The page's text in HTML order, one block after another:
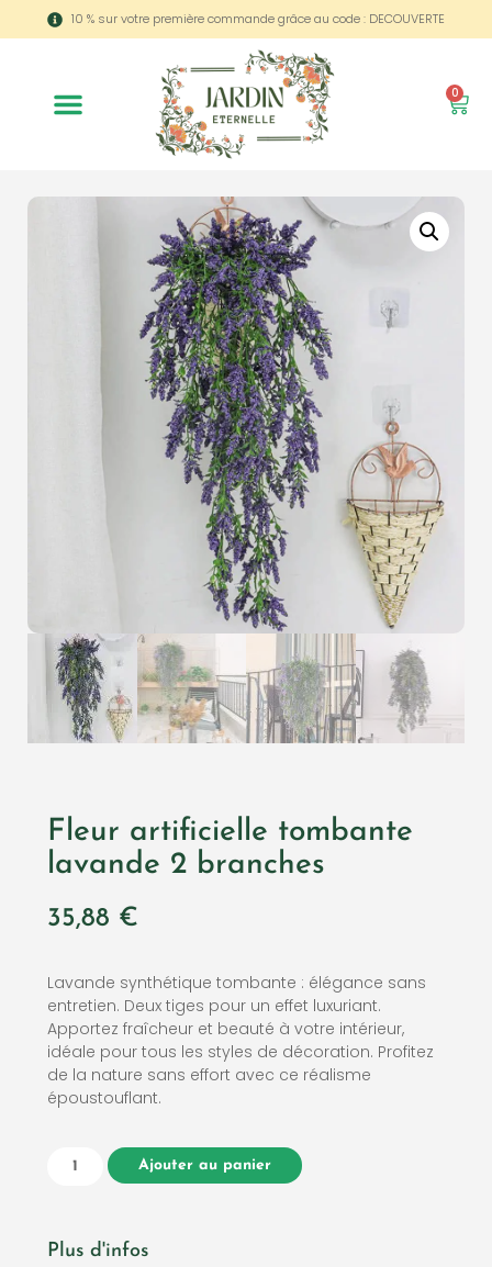
10 % sur votre première commande grâce au code : DECOUVERTE
0
Fleur artificielle tombante
lavande 2 branches
35,88 €
Lavande synthétique tombante : élégance sans
entretien. Deux tiges pour un effet luxuriant.
Apportez fraîcheur et beauté à votre intérieur,
idéale pour tous les styles de décoration. Profitez
de la nature sans effort avec ce réalisme
époustouflant.
Ajouter au panier
Plus d'infos